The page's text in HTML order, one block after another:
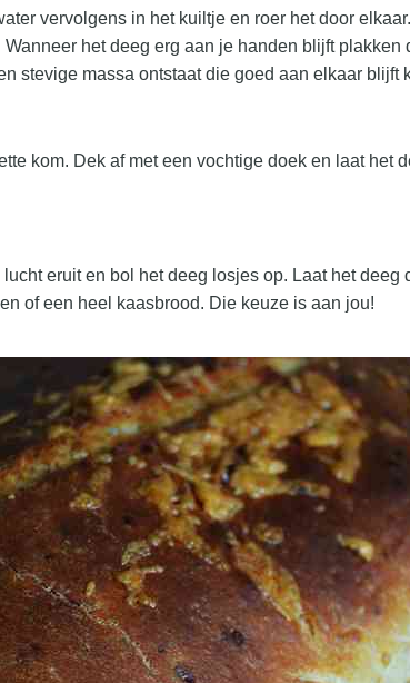
vervolgens in het kuiltje en roer het door
het deeg erg aan je handen blijft
stevige massa ontstaat die goed aan elkaar blijft
kom. Dek af met een vochtige doek en laat het
eruit en bol het deeg losjes op. Laat het deeg
of een heel kaasbrood. Die keuze is aan jou!